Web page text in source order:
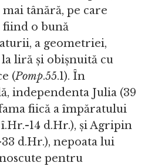
tânără, pe care
fiind o bună
a geometriei,
liră și obișnuită cu
(Pomp.55.1). În
independenta Julia (39
fiică a împăratului
14 d.Hr.), și Agripin
d.Hr.), nepoata lui
pentru